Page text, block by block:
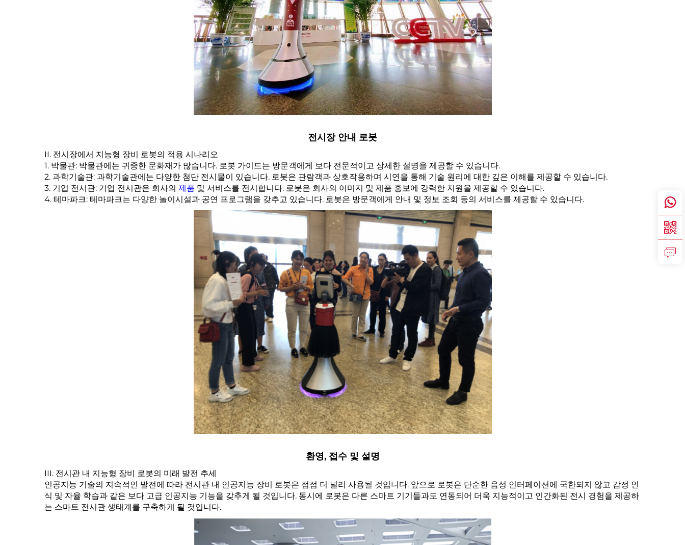
전시장 안내 로봇
II. 전시장에서 지능형 장비 로봇의 적용 시나리오
1. 박물관: 박물관에는 귀중한 문화재가 많습니다. 로봇 가이드는 방문객에게 보다 전문적이고 상세한 설명을 제공할 수 있습니다.
2. 과학기술관: 과학기술관에는 다양한 첨단 전시물이 있습니다. 로봇은 관람객과 상호작용하며 시연을 통해 기술 원리에 대한 깊은 이해를 제공할 수 있습니다.
3. 기업 전시관: 기업 전시관은 회사의 제품 및 서비스를 전시합니다. 로봇은 회사의 이미지 및 제품 홍보에 강력한 지원을 제공할 수 있습니다.
4. 테마파크: 테마파크는 다양한 놀이시설과 공연 프로그램을 갖추고 있습니다. 로봇은 방문객에게 안내 및 정보 조회 등의 서비스를 제공할 수 있습니다.
환영, 접수 및 설명
III. 전시관 내 지능형 장비 로봇의 미래 발전 추세
인공지능 기술의 지속적인 발전에 따라 전시관 내 인공지능 장비 로봇은 점점 더 널리 사용될 것입니다. 앞으로 로봇은 단순한 음성 인터페이션에 국한되지 않고 감정 인
식 및 자율 학습과 같은 보다 고급 인공지능 기능을 갖추게 될 것입니다. 동시에 로봇은 다른 스마트 기기들과도 연동되어 더욱 지능적이고 인간화된 전시 경험을 제공하
는 스마트 전시관 생태계를 구축하게 될 것입니다.